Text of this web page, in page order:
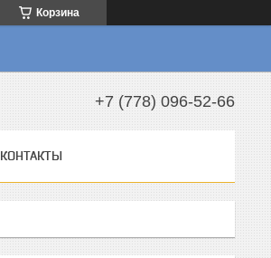
Корзина
+7 (778) 096-52-66
КОНТАКТЫ